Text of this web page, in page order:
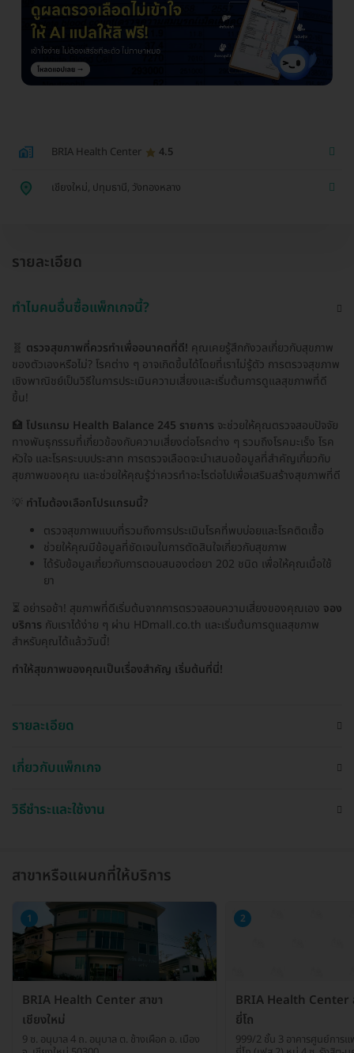
BRIA Health Center 4.5
เชียงใหม่, ปทุมธานี, วังทองหลาง
รายละเอียด
ทำไมคนอื่นซื้อแพ็กเกจนี้?
🧬 ตรวจสุขภาพที่ควรทำเพื่ออนาคตที่ดี! คุณเคยรู้สึกกังวลเกี่ยวกับสุขภาพ
ของตัวเองหรือไม่? โรคต่าง ๆ อาจเกิดขึ้นได้โดยที่เราไม่รู้ตัว การตรวจสุขภาพ
เชิงพาณิชย์เป็นวิธีในการประเมินความเสี่ยงและเริ่มต้นการดูแลสุขภาพที่ดี
ขึ้น!
🏥 โปรแกรม Health Balance 245 รายการ จะช่วยให้คุณตรวจสอบปัจจัย
ทางพันธุกรรมที่เกี่ยวข้องกับความเสี่ยงต่อโรคต่าง ๆ รวมถึงโรคมะเร็ง โรค
หัวใจ และโรคระบบประสาท การตรวจเลือดจะนำเสนอข้อมูลที่สำคัญเกี่ยวกับ
สุขภาพของคุณ และช่วยให้คุณรู้ว่าควรทำอะไรต่อไปเพื่อเสริมสร้างสุขภาพที่ดี
💡 ทำไมต้องเลือกโปรแกรมนี้?
ตรวจสุขภาพแบบที่รวมถึงการประเมินโรคที่พบบ่อยและโรคติดเชื้อ
ช่วยให้คุณมีข้อมูลที่ชัดเจนในการตัดสินใจเกี่ยวกับสุขภาพ
ได้รับข้อมูลเกี่ยวกับการตอบสนองต่อยา 202 ชนิด เพื่อให้คุณเมื่อใช้
ยา
⏳ อย่ารอช้า! สุขภาพที่ดีเริ่มต้นจากการตรวจสอบความเสี่ยงของคุณเอง จอง
บริการ กับเราได้ง่าย ๆ ผ่าน HDmall.co.th และเริ่มต้นการดูแลสุขภาพ
สำหรับคุณได้แล้ววันนี้!
ทำให้สุขภาพของคุณเป็นเรื่องสำคัญ เริ่มต้นที่นี่!
รายละเอียด
เกี่ยวกับแพ็กเกจ
วิธีชำระและใช้งาน
สาขาหรือแผนกที่ให้บริการ
1
BRIA Health Center สาขา
เชียงใหม่
9 ซ. อนุบาล 4 ถ. อนุบาล ต. ช้างเผือก อ. เมือง
2
BRIA Health Center
ยี่โถ
999/2 ชั้น 3 อาคารศูนย์การ